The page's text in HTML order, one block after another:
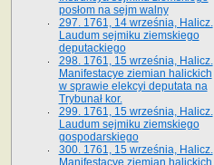
posłom na sejm walny
297. 1761, 14 września, Halicz.
Laudum sejmiku ziemskiego
deputackiego
298. 1761, 15 września, Halicz.
Manifestacye ziemian halickich
w sprawie elekcyi deputata na
Trybunał kor.
299. 1761, 15 września, Halicz.
Laudum sejmiku ziemskiego
gospodarskiego
300. 1761, 15 września, Halicz.
Manifestacye ziemian halickich